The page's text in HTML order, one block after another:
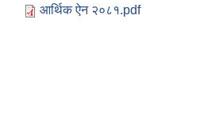
आर्थिक ऐन २०८१.pdf